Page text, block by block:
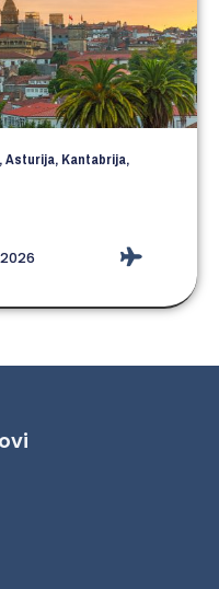
Asturija, Kantabrija,